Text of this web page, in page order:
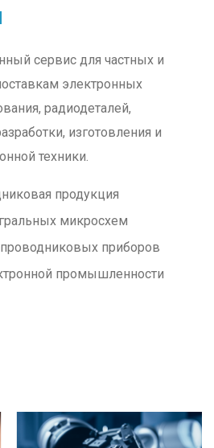
сервис для частных и
электронных
радиодеталей,
изготовления и
техники.
продукция
микросхем
приборов
промышленности